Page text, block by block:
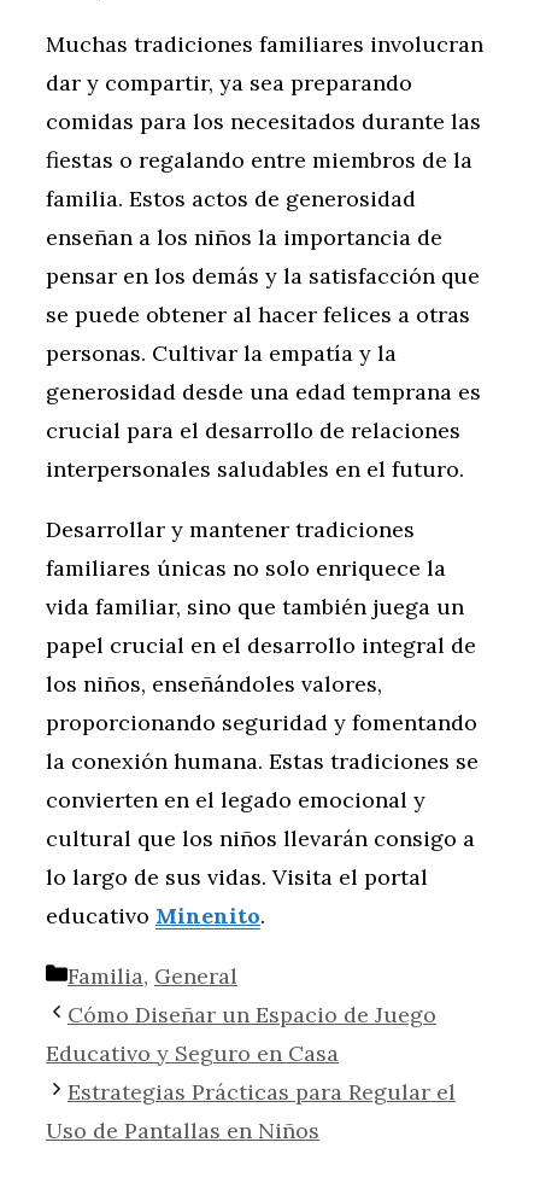
Muchas tradiciones familiares involucran
dar y compartir, ya sea preparando
comidas para los necesitados durante las
fiestas o regalando entre miembros de la
familia. Estos actos de generosidad
enseñan a los niños la importancia de
pensar en los demás y la satisfacción que
se puede obtener al hacer felices a otras
personas. Cultivar la empatía y la
generosidad desde una edad temprana es
crucial para el desarrollo de relaciones
interpersonales saludables en el futuro.
Desarrollar y mantener tradiciones
familiares únicas no solo enriquece la
vida familiar, sino que también juega un
papel crucial en el desarrollo integral de
los niños, enseñándoles valores,
proporcionando seguridad y fomentando
la conexión humana. Estas tradiciones se
convierten en el legado emocional y
cultural que los niños llevarán consigo a
lo largo de sus vidas. Visita el portal
educativo Minenito.
Categorías
Familia, General
Cómo Diseñar un Espacio de Juego
Educativo y Seguro en Casa
Estrategias Prácticas para Regular el
Uso de Pantallas en Niños